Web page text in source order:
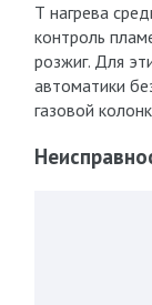
Т нагрева
контроль
розжиг. Для
автоматики
газовой